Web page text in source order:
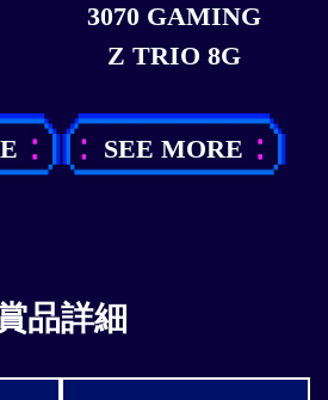
3070 GAMING
Z TRIO 8G
SEE MORE
品詳細